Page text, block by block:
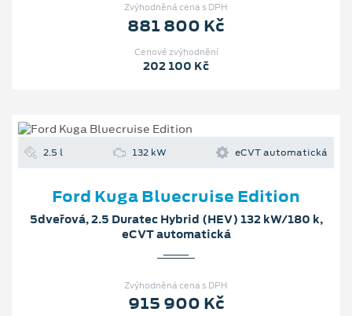
Zvýhodněná cena s DPH
881 800 Kč
Cenové zvýhodnění
202 100 Kč
2.5 l 132 kW eCVT automatická
Ford Kuga Bluecruise Edition
5dveřová, 2.5 Duratec Hybrid (HEV) 132 kW/180 k,
eCVT automatická
Zvýhodněná cena s DPH
915 900 Kč